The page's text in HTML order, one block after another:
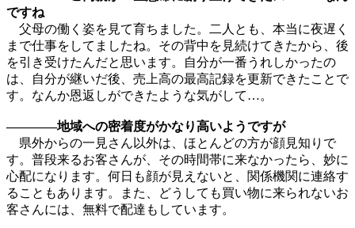
ですね
父母の働く姿を見て育ちました。二人とも、本当に夜遅く
まで仕事をしてましたね。その背中を見続けてきたから、後
を引き受けたんだと思います。自分が一番うれしかったの
は、自分が継いだ後、売上高の最高記録を更新できたことで
す。なんか恩返しができたような気がして…。
————地域への密着度がかなり高いようですが
県外からの一見さん以外は、ほとんどの方が顔見知りで
す。普段来るお客さんが、その時間帯に来なかったら、妙に
心配になります。何日も顔が見えないと、関係機関に連絡す
ることもあります。また、どうしても買い物に来られないお
客さんには、無料で配達もしています。